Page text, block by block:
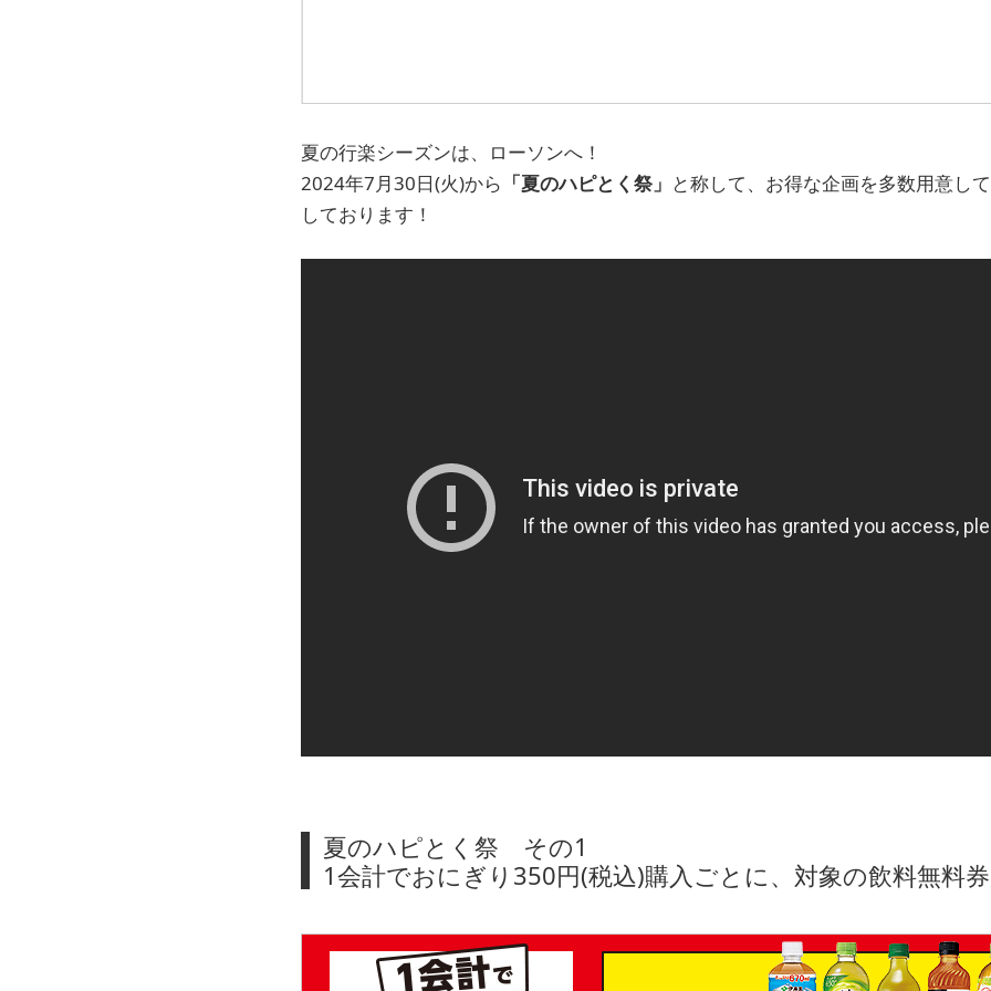
夏の行楽シーズンは、ローソンへ！
2024年7月30日(火)から 「夏のハピとく祭」 と称して、お得な企画を多数用意し
しております！
夏のハピとく祭 その1
1会計でおにぎり350円(税込)購入ごとに、対象の飲料無料